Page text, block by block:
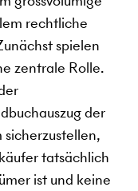
rechtliche
spielen
zentrale Rolle.
der
tatsächlich
ist und keine